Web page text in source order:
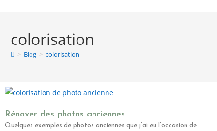
colorisation
> Blog > colorisation
Rénover des photos anciennes
Quelques exemples de photos anciennes que j’ai eu l’occasion de